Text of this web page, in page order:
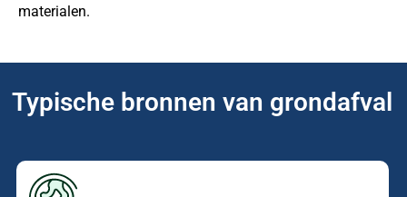
materialen.
Typische bronnen van grondafval